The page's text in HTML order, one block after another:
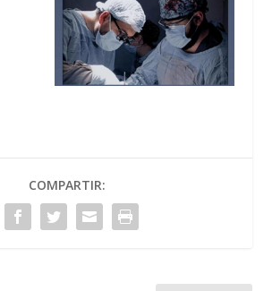
COMPARTIR: